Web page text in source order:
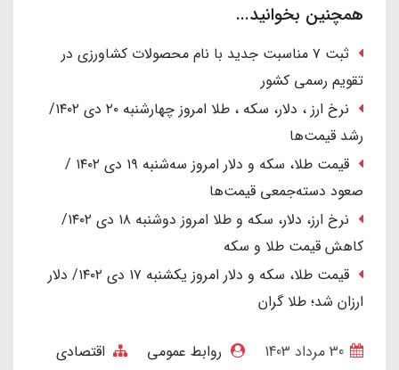
همچنین بخوانید...
ثبت ۷ مناسبت جدید با نام محصولات کشاورزی در
تقویم رسمی کشور
نرخ ارز ، دلار، سکه ، طلا امروز چهارشنبه ۲۰ دی ۱۴۰۲/
رشد قیمت‌ها
قیمت طلا، سکه و دلار امروز سه‌شنبه ۱۹ دی ۱۴۰۲ /
صعود دسته‌جمعی قیمت‌ها
نرخ ارز، دلار، سکه و طلا امروز دوشنبه ۱۸ دی ۱۴۰۲/
کاهش قیمت طلا و سکه
قیمت طلا، سکه و دلار امروز یکشنبه ۱۷ دی ۱۴۰۲/ دلار
ارزان شد؛ طلا گران
روابط عمومی اقتصادی